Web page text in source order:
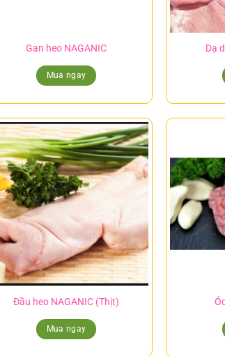
Gan heo NAGANIC
Mua ngay
Dạ
Đầu heo NAGANIC (Thịt)
Mua ngay